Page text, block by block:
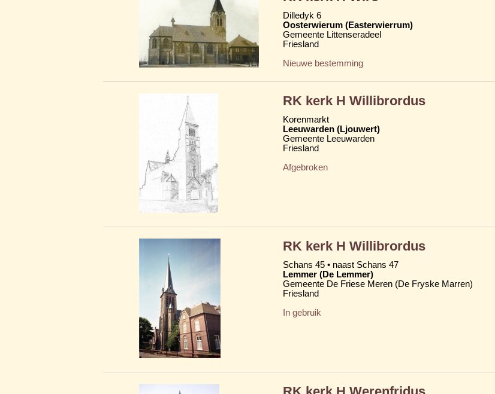
Dilledyk 6
Oosterwierum (Easterwierrum)
Gemeente Littenseradeel
Friesland
Nieuwe bestemming
RK kerk H Willibrordus
Korenmarkt
Leeuwarden (Ljouwert)
Gemeente Leeuwarden
Friesland
Afgebroken
RK kerk H Willibrordus
Schans 45 • naast Schans 47
Lemmer (De Lemmer)
Gemeente De Friese Meren (De Fryske Marren)
Friesland
In gebruik